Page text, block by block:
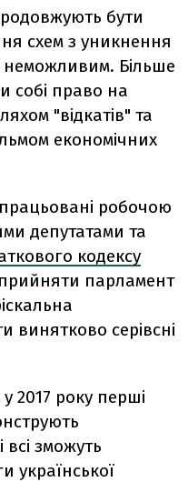
бути
схем з уникнення
неможливим. Більше
собі право на
"відкатів" та
економічних
робочою
депутатами та
кодексу
парламент
винятково серівсні
2017 року перші
всі зможуть
української